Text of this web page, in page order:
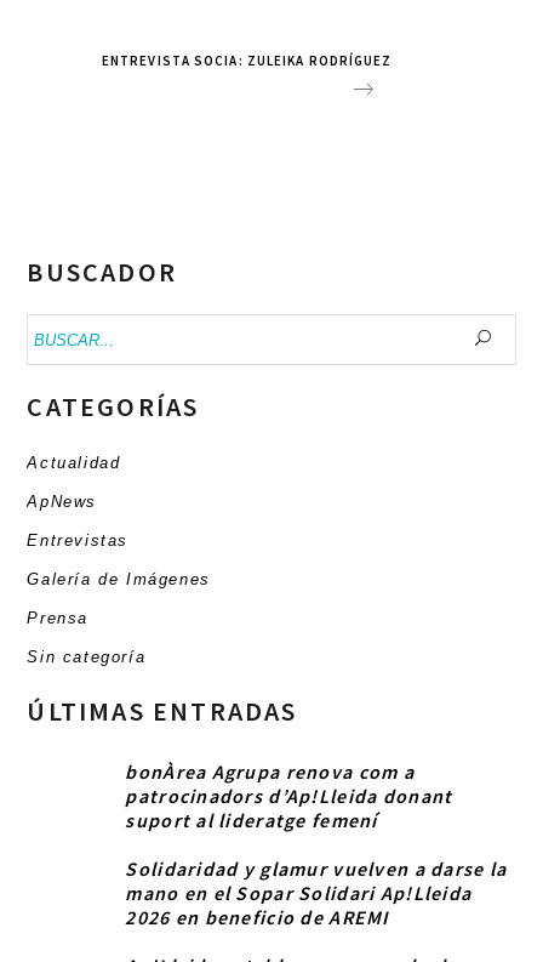
ENTREVISTA SOCIA: ZULEIKA RODRÍGUEZ
BUSCADOR
Buscar:
CATEGORÍAS
Actualidad
ApNews
Entrevistas
Galería de Imágenes
Prensa
Sin categoría
ÚLTIMAS ENTRADAS
bonÀrea Agrupa renova com a
patrocinadors d’Ap!Lleida donant
suport al lideratge femení
Solidaridad y glamur vuelven a darse la
mano en el Sopar Solidari Ap!Lleida
2026 en beneficio de AREMI